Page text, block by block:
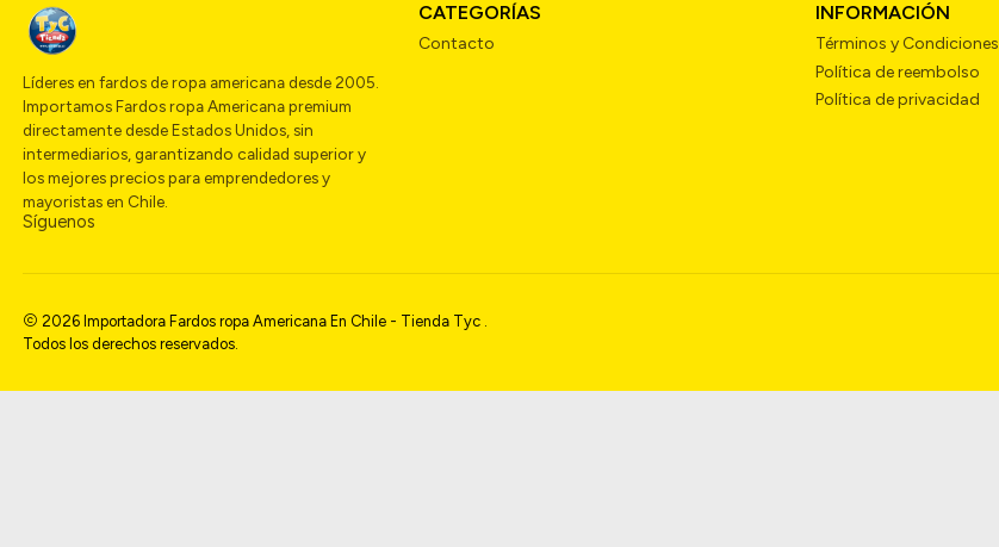
Líderes en fardos de ropa americana desde 2005.
Importamos Fardos ropa Americana premium
directamente desde Estados Unidos, sin
intermediarios, garantizando calidad superior y
los mejores precios para emprendedores y
mayoristas en Chile.
Síguenos
CATEGORÍAS
Contacto
INFORMACIÓN
Términos y Condiciones
Política de reembolso
Política de privacidad
2026 Importadora Fardos ropa Americana En Chile - Tienda Tyc .
Todos los derechos reservados.